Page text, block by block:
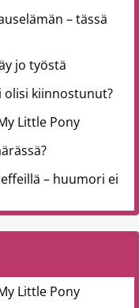
– tässä
jo työstä
olisi kiinnostunut?
Little Pony
– huumori ei
Little Pony